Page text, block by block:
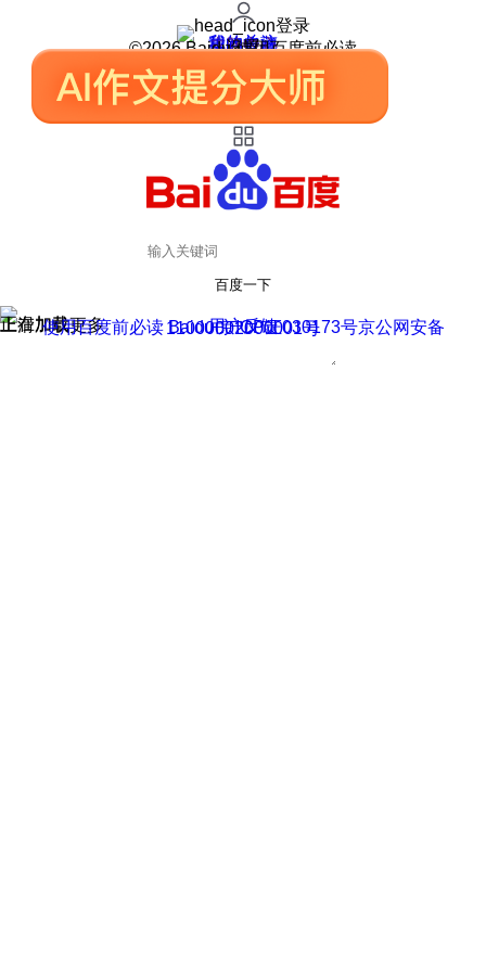
登录
我的关注
我的收藏
皮肤中心
用户反馈
设置
©2026 Baidu 使用百度前必读
百度一下
正在加载
上滑加载更多 用户反馈
使用百度前必读 Baidu 京ICP证030173号
京公网安备11000002000001号